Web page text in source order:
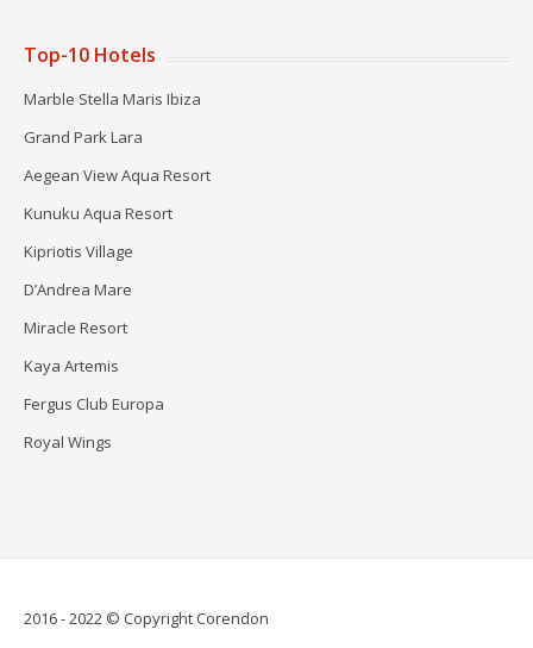
Top-10 Hotels
Marble Stella Maris Ibiza
Grand Park Lara
Aegean View Aqua Resort
Kunuku Aqua Resort
Kipriotis Village
D’Andrea Mare
Miracle Resort
Kaya Artemis
Fergus Club Europa
Royal Wings
2016 - 2022 © Copyright Corendon